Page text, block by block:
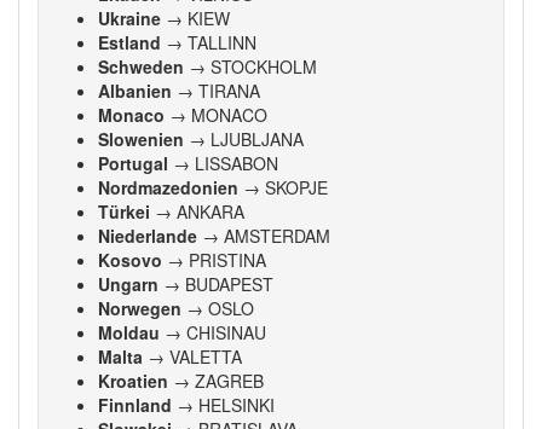
Ukraine → KIEW
Estland → TALLINN
Schweden → STOCKHOLM
Albanien → TIRANA
Monaco → MONACO
Slowenien → LJUBLJANA
Portugal → LISSABON
Nordmazedonien → SKOPJE
Türkei → ANKARA
Niederlande → AMSTERDAM
Kosovo → PRISTINA
Ungarn → BUDAPEST
Norwegen → OSLO
Moldau → CHISINAU
Malta → VALETTA
Kroatien → ZAGREB
Finnland → HELSINKI